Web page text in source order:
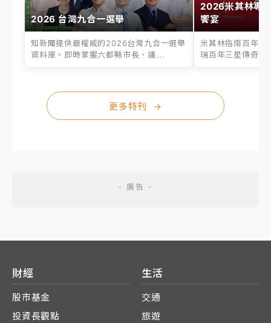
2026 台灣九合一選舉
知新聞提供最權威的2026台灣九合一選舉
資料庫。即時掌握六都縣市長、議...
2026米其林專
饗宴
米其林指南百年之
瑞百年三星傳奇、
更多特刊 →
財經
股市基金
投資長觀點
生活
交通
旅遊